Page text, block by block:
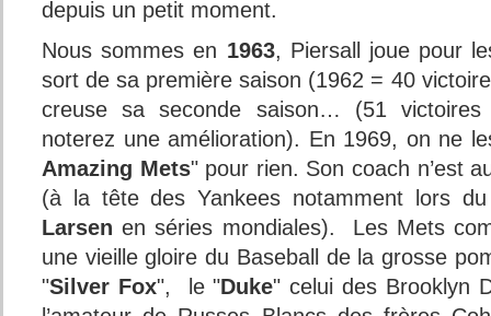
depuis un petit moment.
Nous sommes en 1963, Piersall joue pour
sort de sa première saison (1962 = 40
creuse sa seconde saison… (51
noterez une amélioration). En 1969, on ne
Amazing Mets" pour rien. Son coach n’est
(à la tête des Yankees notamment lors
Larsen en séries mondiales). Les Mets
une vieille gloire du Baseball de la grosse
"Silver Fox", le "Duke" celui des Brooklyn